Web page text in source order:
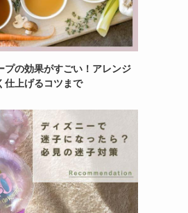
プの効果がすごい！アレンジ
仕上げるコツまで